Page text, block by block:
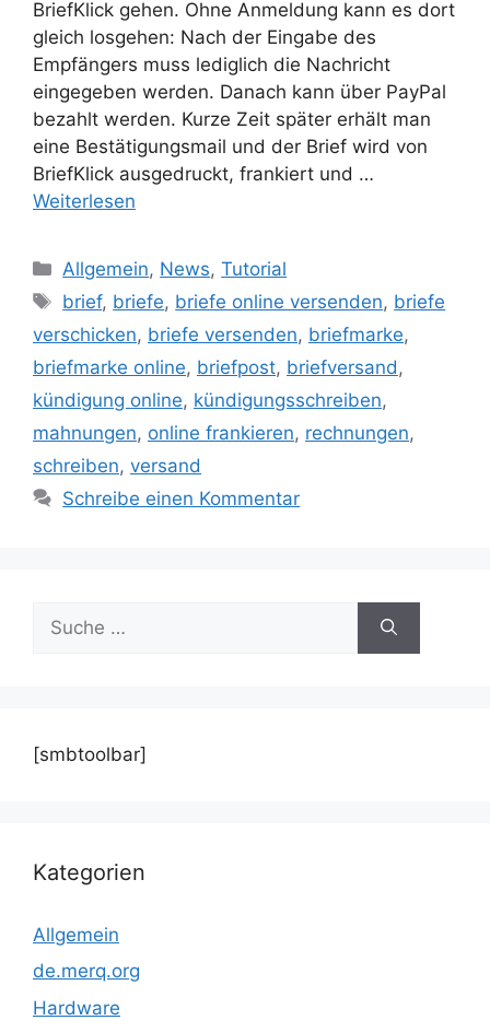
BriefKlick gehen. Ohne Anmeldung kann es dort
gleich losgehen: Nach der Eingabe des
Empfängers muss lediglich die Nachricht
eingegeben werden. Danach kann über PayPal
bezahlt werden. Kurze Zeit später erhält man
eine Bestätigungsmail und der Brief wird von
BriefKlick ausgedruckt, frankiert und …
Weiterlesen
Kategorien
Allgemein, News,Tutorial
Schlagwörter
brief, briefe, briefe online versenden, briefe
verschicken, briefe versenden, briefmarke,
briefmarke online, briefpost, briefversand ,
kündigung online, kündigungsschreiben,
mahnungen, online frankieren, rechnungen,
schreiben, versand
Schreibe einen Kommentar
nach:
[smbtoolbar]
Kategorien
Allgemein
de.merq.org
Hardware